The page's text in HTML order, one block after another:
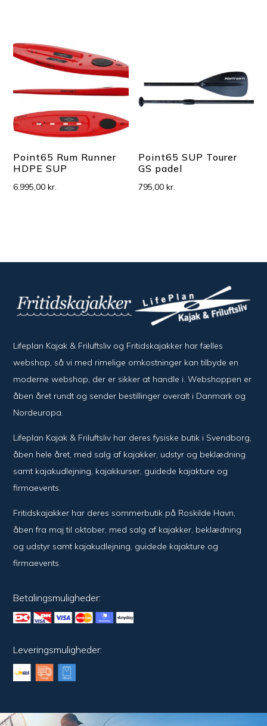
Point65 Rum Runner
HDPE SUP
6.995,00kr.
Point65 SUP Tourer
GS padel
795,00kr.
Lifeplan Kajak & Friluftsliv og Fritidskajakker har fælles
webshop, så vi med rimelige omkostninger kan tilbyde en
moderne webshop, der er sikker at handle i. Webshoppen er
åben året rundt og sender bestillinger overalt i Danmark og
Nordeuropa.
Lifeplan Kajak & Friluftsliv har deres fysiske butik i Svendborg,
åben hele året, med salg af kajakker, udstyr og beklædning
samt kajakudlejning, kajakkurser, guidede kajakture og
firmaevents.
Fritidskajakker har deres sommerbutik på Roskilde Havn,
åben fra maj til oktober, med salg af kajakker, beklædning
og udstyr samt kajakudlejning, guidede kajakture og
firmaevents.
Betalingsmuligheder:
Leveringsmuligheder: